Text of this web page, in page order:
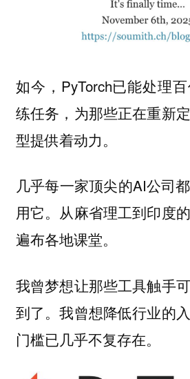
如今，PyTorch已能处理
练任务，为那些正在重新
型提供着动力。
几乎每一家顶尖的AI公司
用它。从麻省理工到印度
遍布各地课堂。
我曾梦想让那些工具触手
到了。我曾想降低行业的
门槛已几乎不复存在。